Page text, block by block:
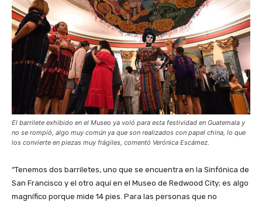
El barrilete exhibido en el Museo ya voló para esta festividad en Guatemala y
no se rompió, algo muy común ya que son realizados con papel china, lo que
los convierte en piezas muy frágiles, comentó Verónica Escámez.
“Tenemos dos barriletes, uno que se encuentra en la Sinfónica de
San Francisco y el otro aquí en el Museo de Redwood City; es algo
magnífico porque mide 14 pies. Para las personas que no